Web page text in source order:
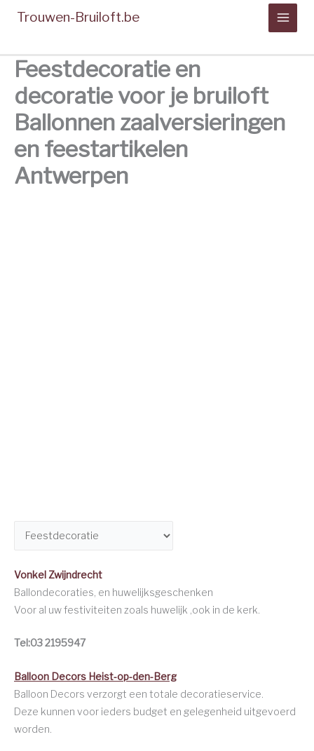
inhoud
Trouwen-Bruiloft.be
Feestdecoratie en
decoratie voor je bruiloft
Ballonnen zaalversieringen
en feestartikelen
Antwerpen
Vonkel Zwijndrecht
Ballondecoraties, en huwelijksgeschenken
Voor al uw festiviteiten zoals huwelijk ,ook in de kerk.
Tel:03 2195947
Balloon Decors Heist-op-den-Berg
Balloon Decors verzorgt een totale decoratieservice.
Deze kunnen voor ieders budget en gelegenheid uitgevoerd
worden.